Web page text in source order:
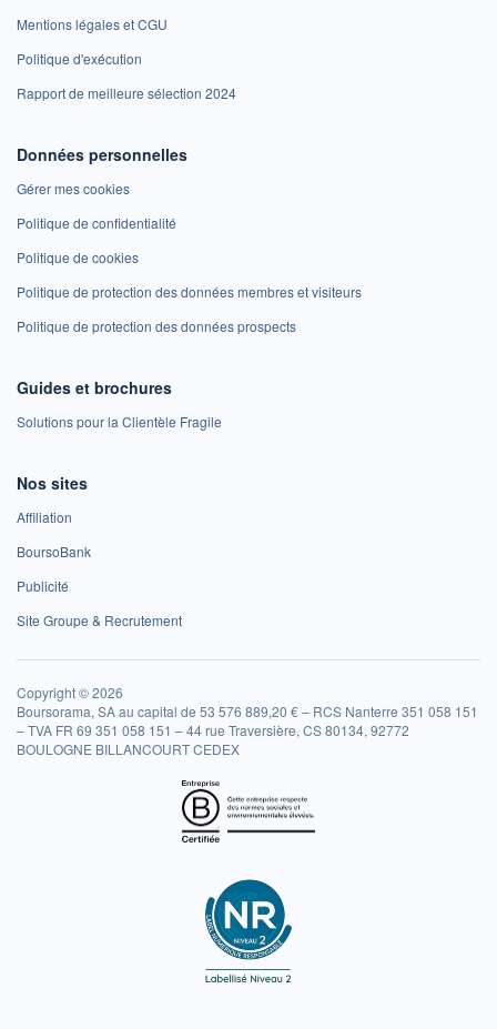
Mentions légales et CGU
Politique d'exécution
Rapport de meilleure sélection 2024
Données personnelles
Gérer mes cookies
Politique de confidentialité
Politique de cookies
Politique de protection des données membres et visiteurs
Politique de protection des données prospects
Guides et brochures
Solutions pour la Clientèle Fragile
Nos sites
Affiliation
BoursoBank
Publicité
Site Groupe & Recrutement
Copyright © 2026
Boursorama, SA au capital de 53 576 889,20 € – RCS Nanterre 351 058 151
– TVA FR 69 351 058 151 – 44 rue Traversière, CS 80134, 92772
BOULOGNE BILLANCOURT CEDEX